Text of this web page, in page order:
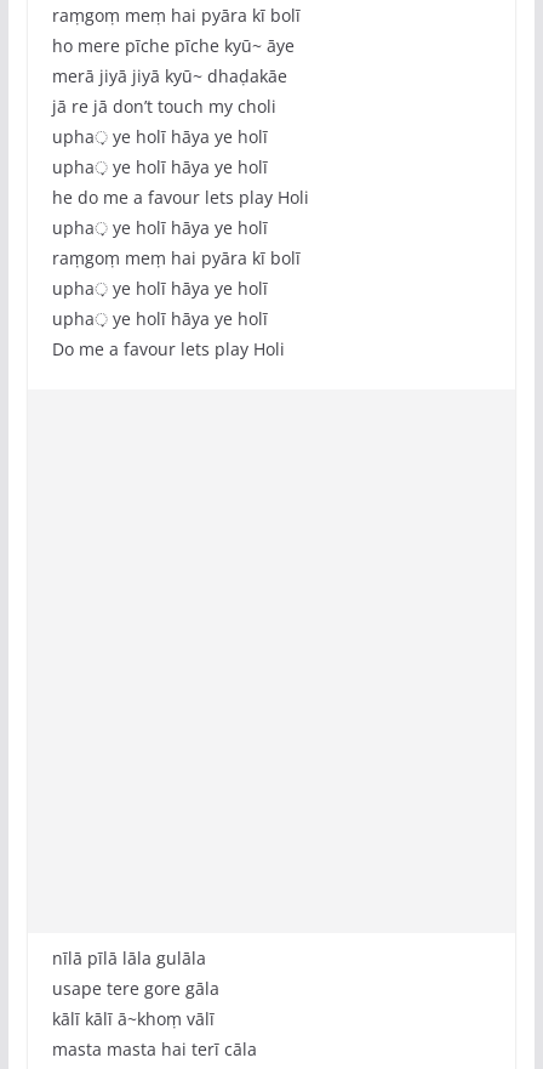
raṃgoṃ meṃ hai pyāra kī bolī
ho mere pīche pīche kyū~ āye
merā jiyā jiyā kyū~ dhaḍakāe
jā re jā don’t touch my choli
upha़ ye holī hāya ye holī
upha़ ye holī hāya ye holī
he do me a favour lets play Holi
upha़ ye holī hāya ye holī
raṃgoṃ meṃ hai pyāra kī bolī
upha़ ye holī hāya ye holī
upha़ ye holī hāya ye holī
Do me a favour lets play Holi
nīlā pīlā lāla gulāla
usape tere gore gāla
kālī kālī ā~khoṃ vālī
masta masta hai terī cāla